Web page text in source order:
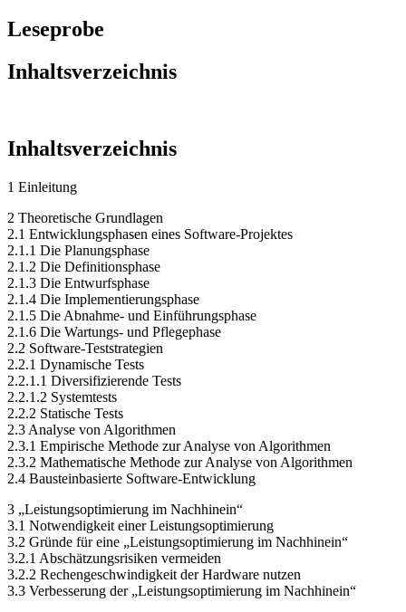
Leseprobe
Inhaltsverzeichnis
Inhaltsverzeichnis
1 Einleitung
2 Theoretische Grundlagen
2.1 Entwicklungsphasen eines Software-Projektes
2.1.1 Die Planungsphase
2.1.2 Die Definitionsphase
2.1.3 Die Entwurfsphase
2.1.4 Die Implementierungsphase
2.1.5 Die Abnahme- und Einführungsphase
2.1.6 Die Wartungs- und Pflegephase
2.2 Software-Teststrategien
2.2.1 Dynamische Tests
2.2.1.1 Diversifizierende Tests
2.2.1.2 Systemtests
2.2.2 Statische Tests
2.3 Analyse von Algorithmen
2.3.1 Empirische Methode zur Analyse von Algorithmen
2.3.2 Mathematische Methode zur Analyse von Algorithmen
2.4 Bausteinbasierte Software-Entwicklung
3 „Leistungsoptimierung im Nachhinein“
3.1 Notwendigkeit einer Leistungsoptimierung
3.2 Gründe für eine „Leistungsoptimierung im Nachhinein“
3.2.1 Abschätzungsrisiken vermeiden
3.2.2 Rechengeschwindigkeit der Hardware nutzen
3.3 Verbesserung der „Leistungsoptimierung im Nachhinein“